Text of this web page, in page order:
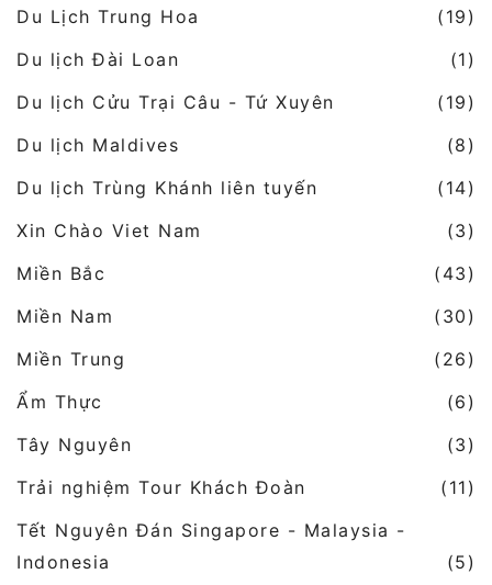
Du Lịch Trung Hoa
(19)
Du lịch Đài Loan
(1)
Du lịch Cửu Trại Câu - Tứ Xuyên
(19)
Du lịch Maldives
(8)
Du lịch Trùng Khánh liên tuyến
(14)
Xin Chào Viet Nam
(3)
Miền Bắc
(43)
Miền Nam
(30)
Miền Trung
(26)
Ẩm Thực
(6)
Tây Nguyên
(3)
Trải nghiệm Tour Khách Đoàn
(11)
Tết Nguyên Đán Singapore - Malaysia -
Indonesia
(5)